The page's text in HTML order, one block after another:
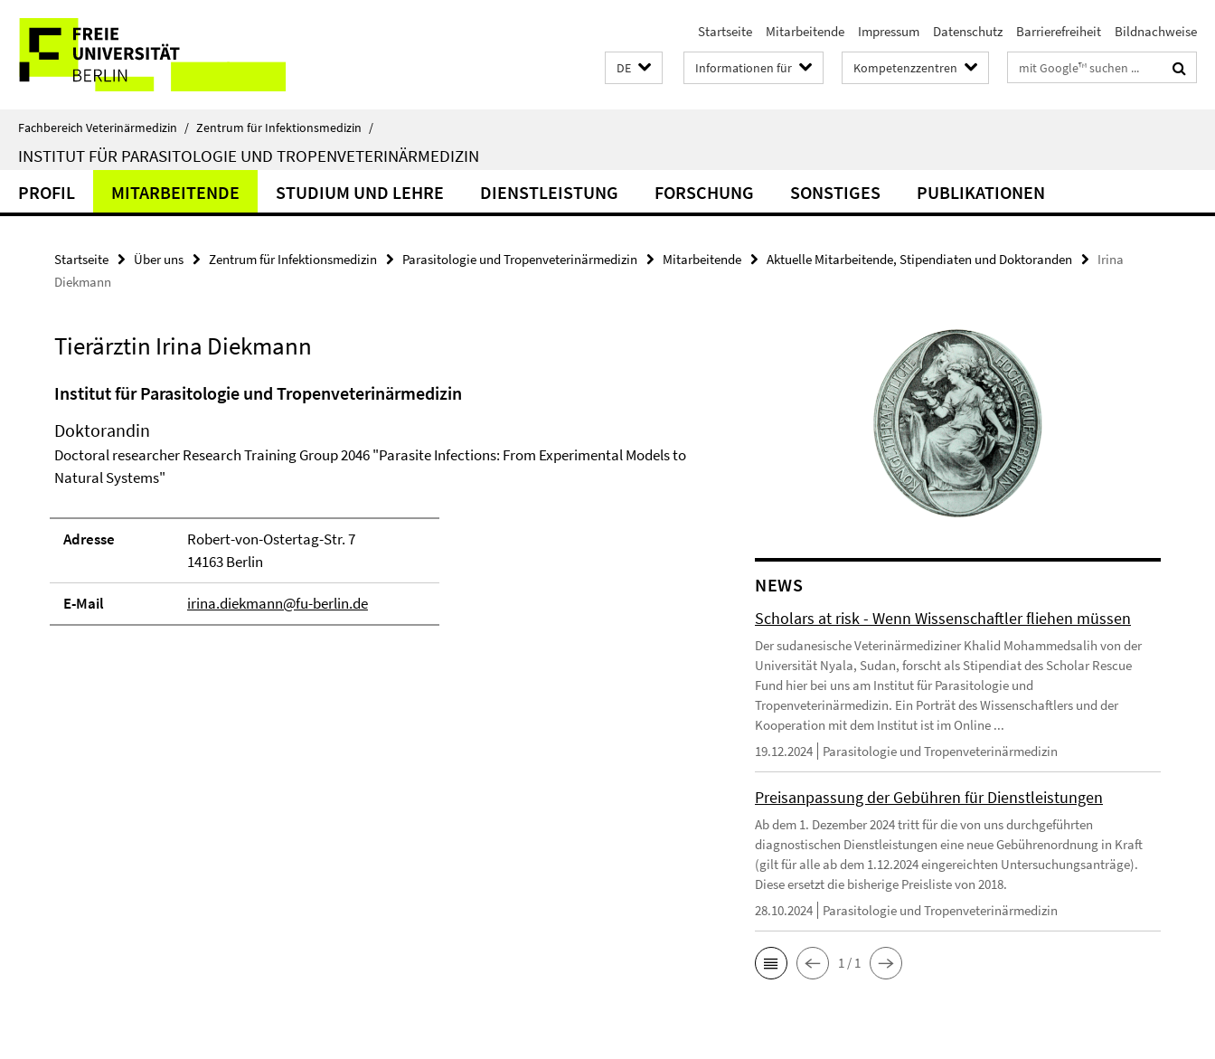
direkt
Inhalt
Service-
Navigation
Startseite Mitarbeitende Impressum Datenschutz Barrierefreiheit Bildnachweise
DE Informationen für Kompetenzzentren Suchbegriffe
Fachbereich Veterinärmedizin / Zentrum für Infektionsmedizin /
INSTITUT FÜR PARASITOLOGIE UND TROPENVETERINÄRMEDIZIN
PROFIL MITARBEITENDE STUDIUM UND LEHRE DIENSTLEISTUNG FORSCHUNG SONSTIGES PUBLIKATIONEN
Startseite Über uns Zentrum für Infektionsmedizin Parasitologie und Tropenveterinärmedizin Mitarbeitende Aktuelle Mitarbeitende, Stipendiaten und Doktoranden
Irina
Diekmann
Tierärztin Irina Diekmann
Institut für Parasitologie und Tropenveterinärmedizin
Doktorandin
Doctoral researcher Research Training Group 2046 "Parasite Infections: From Experimental Models to
Natural Systems"
Adresse
Robert-von-Ostertag-Str. 7
14163 Berlin
E-Mail irina.diekmann@fu-berlin.de
NEWS
Scholars at risk - Wenn Wissenschaftler fliehen müssen
Der sudanesische Veterinärmediziner Khalid Mohammedsalih von der
Universität Nyala, Sudan, forscht als Stipendiat des Scholar Rescue
Fund hier bei uns am Institut für Parasitologie und
Tropenveterinärmedizin. Ein Porträt des Wissenschaftlers und der
Kooperation mit dem Institut ist im Online ...
19.12.2024
Parasitologie und Tropenveterinärmedizin
Preisanpassung der Gebühren für Dienstleistungen
Ab dem 1. Dezember 2024 tritt für die von uns durchgeführten
diagnostischen Dienstleistungen eine neue Gebührenordnung in Kraft
(gilt für alle ab dem 1.12.2024 eingereichten Untersuchungsanträge).
Diese ersetzt die bisherige Preisliste von 2018.
28.10.2024
Parasitologie und Tropenveterinärmedizin
1 / 1